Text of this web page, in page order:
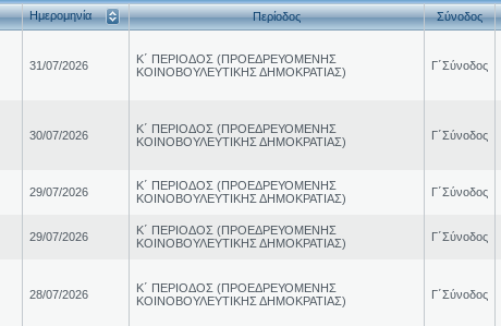
Ημερομηνία Περίoδος Σύνοδος
31/07/2026
Κ΄ ΠΕΡΙΟΔΟΣ (ΠΡΟΕΔΡΕΥΟΜΕΝΗΣ
ΚΟΙΝΟΒΟΥΛΕΥΤΙΚΗΣ ΔΗΜΟΚΡΑΤΙΑΣ)
Γ΄Σύνοδος
30/07/2026
Κ΄ ΠΕΡΙΟΔΟΣ (ΠΡΟΕΔΡΕΥΟΜΕΝΗΣ
ΚΟΙΝΟΒΟΥΛΕΥΤΙΚΗΣ ΔΗΜΟΚΡΑΤΙΑΣ)
Γ΄Σύνοδος
29/07/2026
Κ΄ ΠΕΡΙΟΔΟΣ (ΠΡΟΕΔΡΕΥΟΜΕΝΗΣ
ΚΟΙΝΟΒΟΥΛΕΥΤΙΚΗΣ ΔΗΜΟΚΡΑΤΙΑΣ)
Γ΄Σύνοδος
29/07/2026
Κ΄ ΠΕΡΙΟΔΟΣ (ΠΡΟΕΔΡΕΥΟΜΕΝΗΣ
ΚΟΙΝΟΒΟΥΛΕΥΤΙΚΗΣ ΔΗΜΟΚΡΑΤΙΑΣ)
Γ΄Σύνοδος
28/07/2026
Κ΄ ΠΕΡΙΟΔΟΣ (ΠΡΟΕΔΡΕΥΟΜΕΝΗΣ
ΚΟΙΝΟΒΟΥΛΕΥΤΙΚΗΣ ΔΗΜΟΚΡΑΤΙΑΣ)
Γ΄Σύνοδος